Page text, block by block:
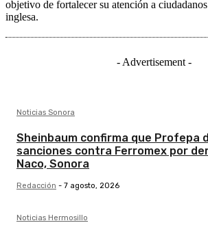
objetivo de fortalecer su atención a
inglesa.
- Advertisement -
Noticias Sonora
Sheinbaum confirma que Profepa
sanciones contra Ferromex por
Naco, Sonora
Redacción - 7 agosto, 2026
Noticias Hermosillo